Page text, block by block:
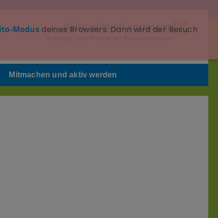
Seite schnell verlassen
Mitmachen und aktiv werden
Modusdeines Browsers. Dann wird der Besuch